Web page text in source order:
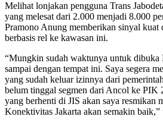
Melihat lonjakan pengguna Trans
yang melesat dari 2.000 menjadi 8.000
Pramono Anung memberikan sinyal kuat
berbasis rel ke kawasan ini.
“Mungkin sudah waktunya untuk
sampai dengan tempat ini. Saya segera
yang sudah keluar izinnya dari
belum tinggal segmen dari Ancol ke
yang berhenti di JIS akan saya resmikan
Konektivitas Jakarta akan semakin baik,”